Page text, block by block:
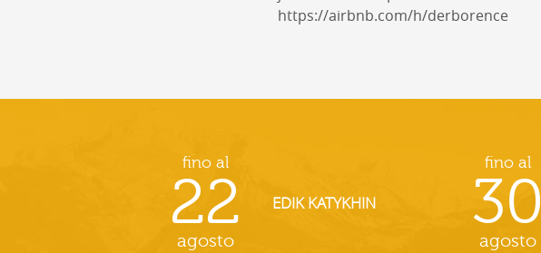
https://airbnb.com/h/derborence
fino al
22
agosto
EDIK KATYKHIN
fino al
30
agosto